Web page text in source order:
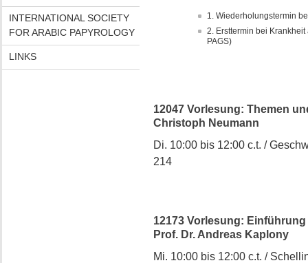
INTERNATIONAL SOCIETY
FOR ARABIC PAPYROLOGY
LINKS
Wiederholungstermin
Ersttermin bei
PAGS)
12047 Vorlesung: Themen
Christoph Neumann
Di. 10:00 bis 12:00 c.t. /
214
12173 Vorlesung:
Prof. Dr. Andreas Kaplony
Mi. 10:00 bis 12:00 c.t. /